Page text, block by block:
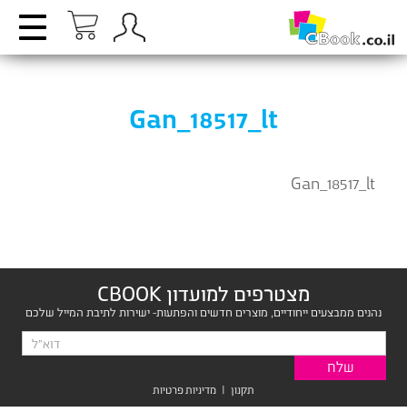
Gan_18517_lt
Gan_18517_lt
מצטרפים למועדון CBOOK
נהנים ממבצעים ייחודיים, מוצרים חדשים והפתעות- ישירות לתיבת המייל שלכם
תקנון | מדיניות פרטיות